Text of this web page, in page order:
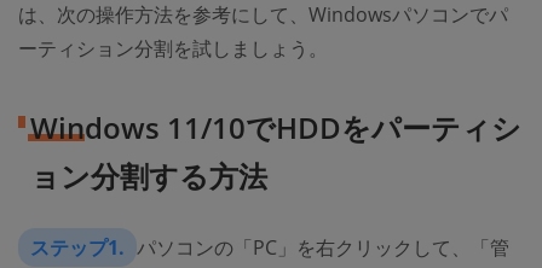
は、次の操作方法を参考にして、Windowsパソコンでパ
ーティション分割を試しましょう。
Windows 11/10でHDDをパーティシ
ョン分割する方法
ステップ1. パソコンの「PC」を右クリックして、「管